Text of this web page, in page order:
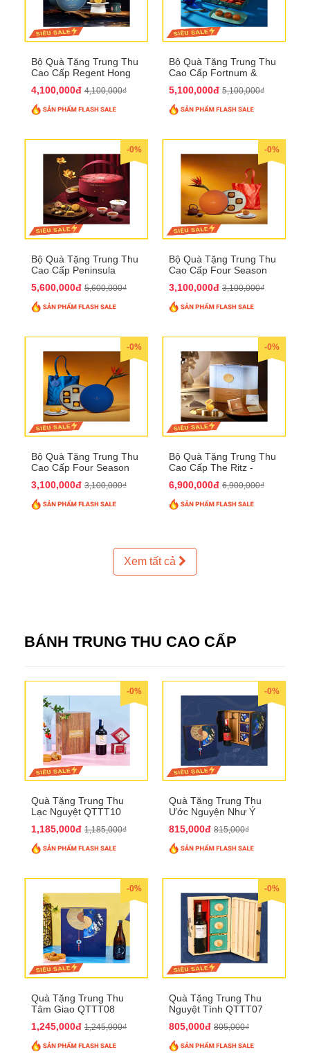
Bộ Quà Tặng Trung Thu
Cao Cấp Regent Hong
4,100,000đ 4,100,000₫
Bộ Quà Tặng Trung Thu
Cao Cấp Fortnum &
5,100,000đ 5,100,000₫
-0%
Bộ Quà Tặng Trung Thu
Cao Cấp Peninsula
5,600,000đ 5,600,000₫
-0%
Bộ Quà Tặng Trung Thu
Cao Cấp Four Season
3,100,000đ 3,100,000₫
-0%
Bộ Quà Tặng Trung Thu
Cao Cấp Four Season
3,100,000đ 3,100,000₫
-0%
Bộ Quà Tặng Trung Thu
Cao Cấp The Ritz -
6,900,000đ 6,900,000₫
Xem tất cả
BÁNH TRUNG THU CAO CẤP
-0%
Quà Tặng Trung Thu
Lạc Nguyệt QTTT10
1,185,000đ 1,185,000₫
-0%
Quà Tặng Trung Thu
Ước Nguyện Như Ý
815,000đ 815,000₫
-0%
Quà Tặng Trung Thu
Tâm Giao QTTT08
1,245,000đ 1,245,000₫
-0%
Quà Tặng Trung Thu
Nguyệt Tình QTTT07
805,000đ 805,000₫